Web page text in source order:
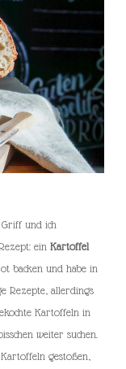
und ich
ein Kartoffel
backen und habe in
Rezepte, allerdings
Kartoffeln in
weiter suchen.
gestoßen,